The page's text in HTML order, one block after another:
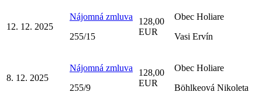
12. 12. 2025
Nájomná zmluva
255/15
128,00
EUR
Obec Holiare
Vasi Ervín
8. 12. 2025
Nájomná zmluva
255/9
128,00
EUR
Obec Holiare
Böhlkeová Nikoleta